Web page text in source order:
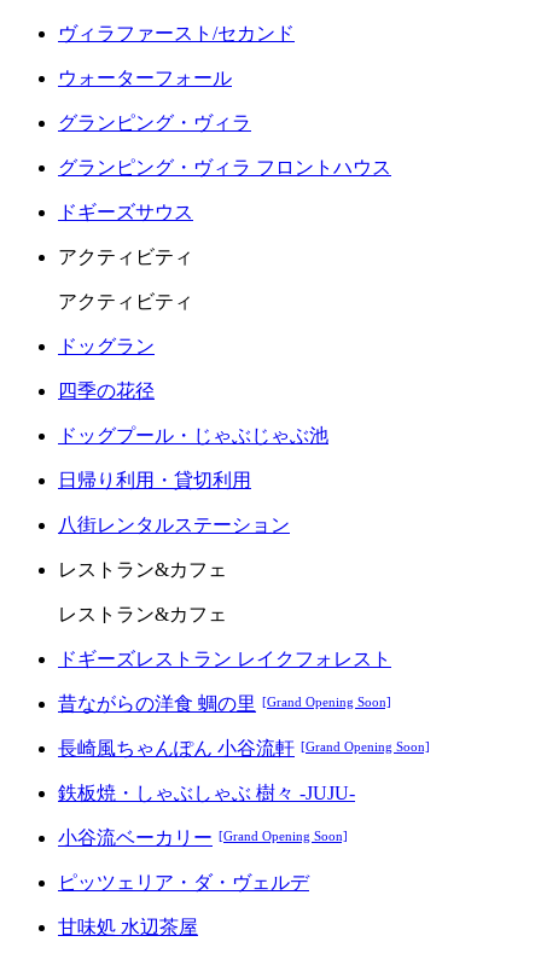
ヴィラファースト/セカンド
ウォーターフォール
グランピング・ヴィラ
グランピング・ヴィラ フロントハウス
ドギーズサウス
アクティビティ
アクティビティ
ドッグラン
四季の花径
ドッグプール・じゃぶじゃぶ池
日帰り利用・貸切利用
八街レンタルステーション
レストラン&カフェ
レストラン&カフェ
ドギーズレストラン レイクフォレスト
昔ながらの洋食 蜩の里 [Grand Opening Soon]
長崎風ちゃんぽん 小谷流軒 [Grand Opening Soon]
鉄板焼・しゃぶしゃぶ 樹々 -JUJU-
小谷流ベーカリー [Grand Opening Soon]
ピッツェリア・ダ・ヴェルデ
甘味処 水辺茶屋